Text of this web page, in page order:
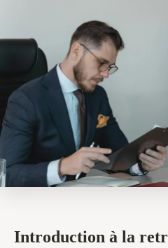
Introduction à la